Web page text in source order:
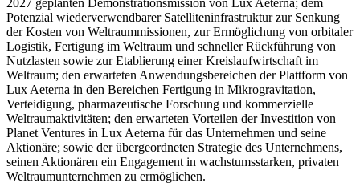
Potenzial wiederverwendbarer Satelliteninfrastruktur zur Senkung
der Kosten von Weltraummissionen, zur Ermöglichung von orbitaler
Logistik, Fertigung im Weltraum und schneller Rückführung von
Nutzlasten sowie zur Etablierung einer Kreislaufwirtschaft im
Weltraum; den erwarteten Anwendungsbereichen der Plattform von
Lux Aeterna in den Bereichen Fertigung in Mikrogravitation,
Verteidigung, pharmazeutische Forschung und kommerzielle
Weltraumaktivitäten; den erwarteten Vorteilen der Investition von
Planet Ventures in Lux Aeterna für das Unternehmen und seine
Aktionäre; sowie der übergeordneten Strategie des Unternehmens,
seinen Aktionären ein Engagement in wachstumsstarken, privaten
Weltraumunternehmen zu ermöglichen.